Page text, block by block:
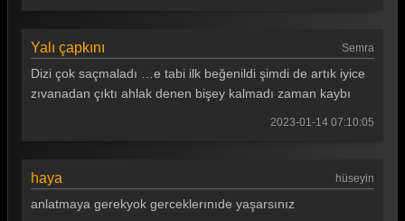
Yalı çapkını Semra
Dizi çok saçmaladı …e tabi ilk beğenildi şimdi de artık iyice
zıvanadan çıktı ahlak denen bişey kalmadı zaman kaybı
2023-01-14 07:10:05
haya hüseyin
anlatmaya gerekyok gerceklerınıde yaşarsınız